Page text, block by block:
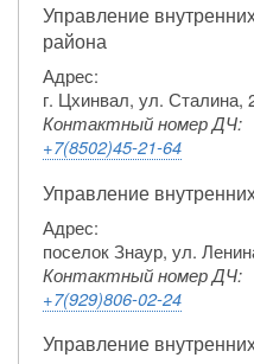
Управление
района
Адрес:
г. Цхинвал, ул. Сталина,
Контактный номер ДЧ:
+7(8502)45-21-64
Управление
Адрес:
поселок Знаур, ул.
Контактный номер ДЧ:
+7(929)806-02-24
Управление